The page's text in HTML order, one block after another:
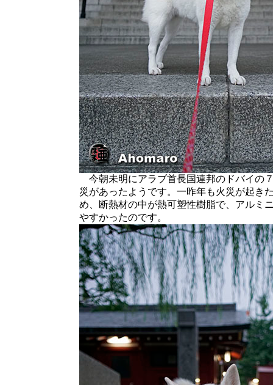
今朝未明にアラブ首長国連邦のドバイの
災があったようです。一昨年も火災が起き
め、断熱材の中が熱可塑性樹脂で、アルミ
やすかったのです。